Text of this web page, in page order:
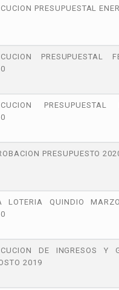
PRESUPUESTAL
PRESUPUESTAL
PRESUPUESTAL
PRESUPUESTO
LOTERIA QUINDIO
DE INGRESOS Y
2019